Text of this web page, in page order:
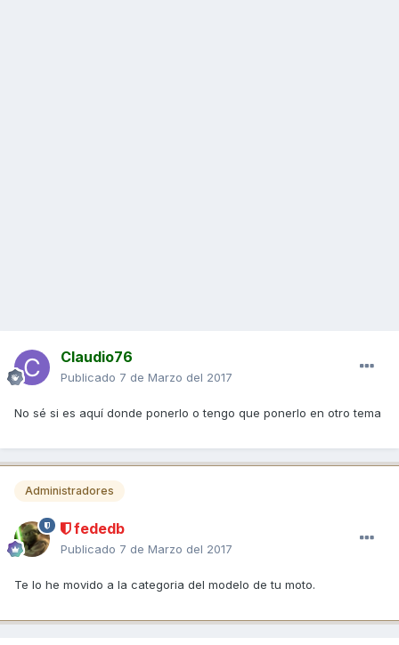
Claudio76
Publicado 7 de Marzo del 2017
No sé si es aquí donde ponerlo o tengo que ponerlo en otro tema
Administradores
fededb
Publicado 7 de Marzo del 2017
Te lo he movido a la categoria del modelo de tu moto.